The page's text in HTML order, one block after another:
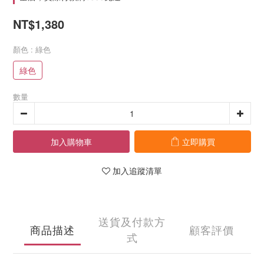
NT$1,380
顏色 : 綠色
綠色
數量
加入購物車 立即購買
加入追蹤清單
商品描述
送貨及付款方
式
顧客評價